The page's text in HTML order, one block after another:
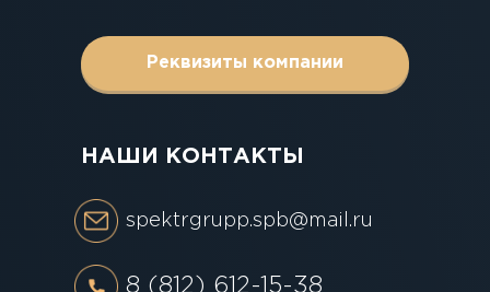
Реквизиты компании
НАШИ КОНТАКТЫ
spektrgrupp.spb@mail.ru
8 (812) 612-15-38